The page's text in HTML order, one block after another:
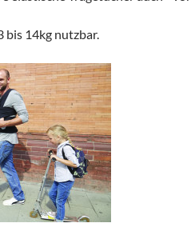
bis 14kg nutzbar.